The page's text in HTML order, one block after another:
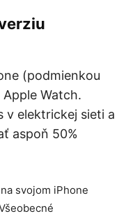
(podmienkou
Apple Watch.
v elektrickej sieti a
aspoň 50%
svojom iPhone